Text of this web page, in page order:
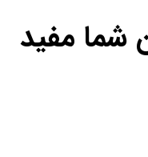
شما مفید